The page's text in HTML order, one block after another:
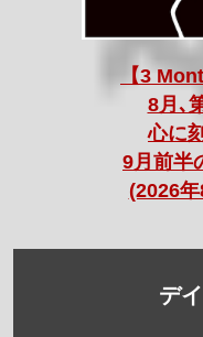
【3
8月､
心に
9月前半
(2026
デ